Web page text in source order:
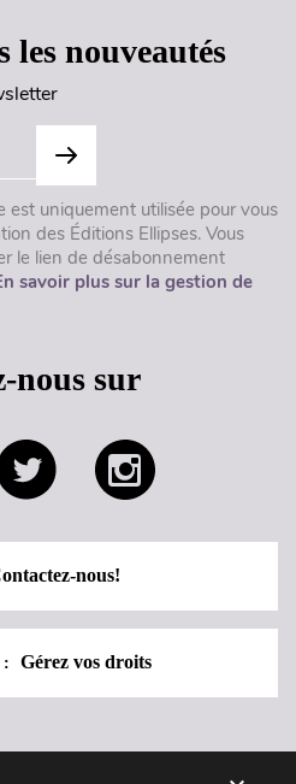
les nouveautés
est uniquement utilisée pour vous
des Éditions Ellipses. Vous
le lien de désabonnement
savoir plus sur la gestion de
nous sur
nous!
Gérez vos droits